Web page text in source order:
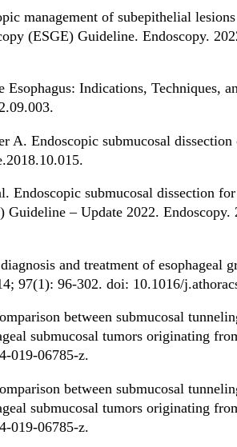
management of subepithelial
(ESGE) Guideline. Endoscopy.
Indications, Techniques,
Endoscopic submucosal dissection
Endoscopic submucosal dissection
– Update 2022.
and treatment of esophageal
97(1): 96-302. doi: 10.1016/
between submucosal
submucosal tumors originating
019-06785-z.
between submucosal
submucosal tumors originating
019-06785-z.